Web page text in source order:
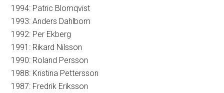
1994: Patric Blomqvist
1993: Anders Dahlbom
1992: Per Ekberg
1991: Rikard Nilsson
1990: Roland Persson
1988: Kristina Pettersson
1987: Fredrik Eriksson